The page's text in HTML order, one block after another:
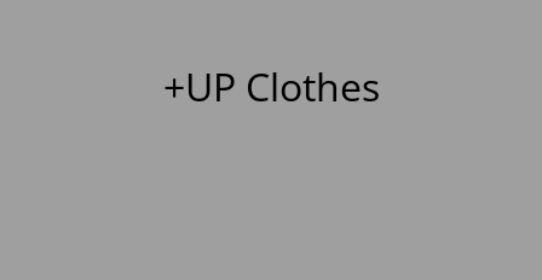
+UP Clothes